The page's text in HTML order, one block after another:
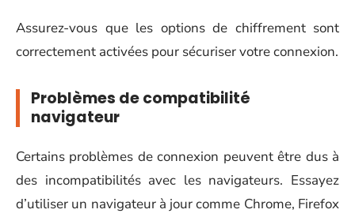
Assurez-vous que les options de chiffrement sont
correctement activées pour sécuriser votre connexion.
Problèmes de compatibilité
navigateur
Certains problèmes de connexion peuvent être dus à
des incompatibilités avec les navigateurs. Essayez
d’utiliser un navigateur à jour comme Chrome, Firefox